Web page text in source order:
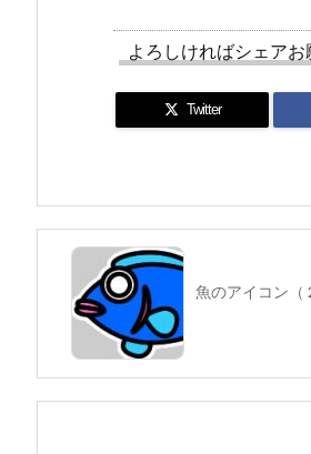
よろしければシェアお
Twitter
魚のアイコン（